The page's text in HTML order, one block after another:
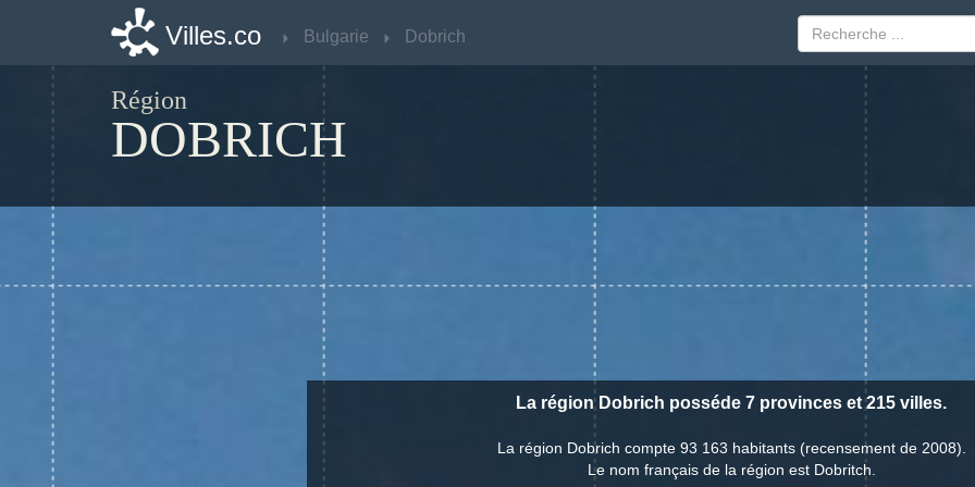
Villes.co Bulgarie Dobrich
Région
DOBRICH
La région Dobrich posséde 7 provinces et 215 villes.
La région Dobrich compte 93 163 habitants (recensement de 2008).
Le nom français de la région est Dobritch.
Villes.co Bulgarie Dobrich